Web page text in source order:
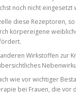
noch nicht eingesetzt
diese Rezeptoren,
körpereigene
Wirkstoffen zur
wie vor wichtiger
bei Frauen, die vor